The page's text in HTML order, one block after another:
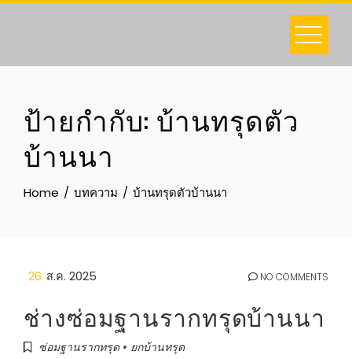
Skip
ป้ายกำกับ: บ้านทรุดตัว
บ้านนา
Home บทความ บ้านทรุดตัวบ้านนา
26 ส.ค. 2025 NO COMMENTS
ช่างซ่อมฐานรากทรุดบ้านนา
ซ่อมฐานรากทรุด • ยกบ้านทรุด